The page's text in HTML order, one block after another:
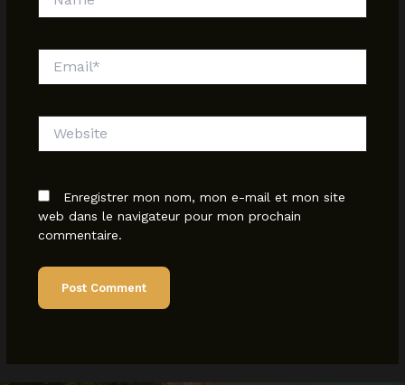
Enregistrer mon nom, mon e-mail et mon site
web dans le navigateur pour mon prochain
commentaire.